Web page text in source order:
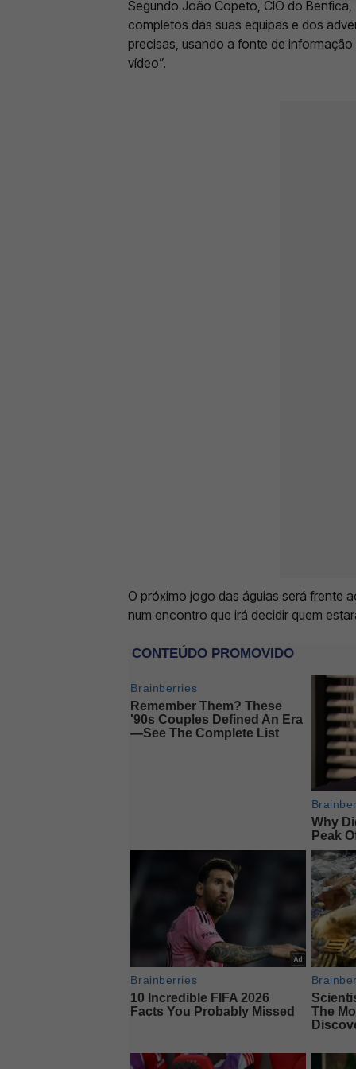
Segundo João Copeto, CIO do
completos das suas equipas e dos
precisas, usando a fonte de
vídeo”.
O próximo jogo das águias será frente
num encontro que irá decidir quem